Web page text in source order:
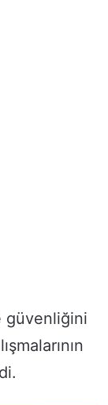
güvenliğini